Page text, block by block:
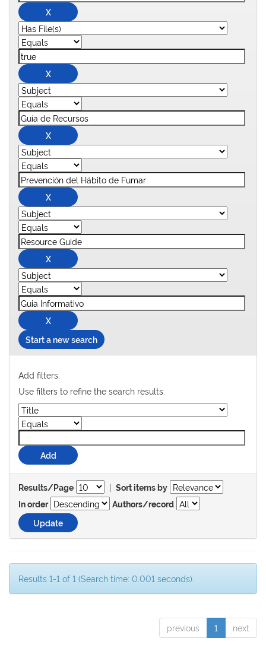
Start a new search
Add filters:
Use filters to refine the search results.
Results/Page | Sort items by
In order
Authors/record
Results 1-1 of 1 (Search time: 0.001 seconds).
previous 1 next